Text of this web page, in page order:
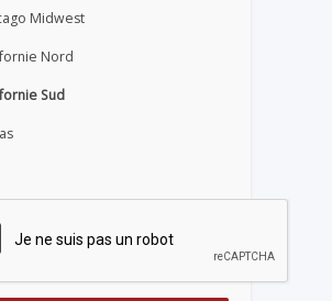
Midwest
Nord
Sud